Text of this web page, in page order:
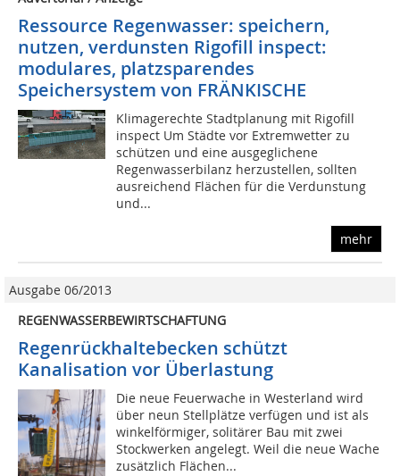
Ressource Regenwasser: speichern,
nutzen, verdunsten Rigofill inspect:
modulares, platzsparendes
Speichersystem von FRÄNKISCHE
Klimagerechte Stadtplanung mit Rigofill
inspect Um Städte vor Extremwetter zu
schützen und eine ausgeglichene
Regenwasserbilanz herzustellen, sollten
ausreichend Flächen für die Verdunstung
und...
mehr
Ausgabe 06/2013
REGENWASSERBEWIRTSCHAFTUNG
Regenrückhaltebecken schützt
Kanalisation vor Überlastung
Die neue Feuerwache in Westerland wird
über neun Stellplätze verfügen und ist als
winkelförmiger, solitärer Bau mit zwei
Stockwerken angelegt. Weil die neue Wache
zusätzlich Flächen...